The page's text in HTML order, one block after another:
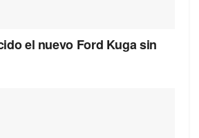
el nuevo Ford Kuga sin